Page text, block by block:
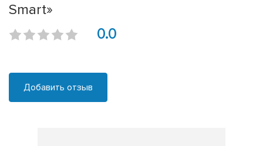
Smart»
0.0
Добавить отзыв